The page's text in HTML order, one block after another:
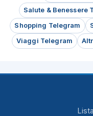
Salute & Benessere
Shopping Telegram
Viaggi Telegram